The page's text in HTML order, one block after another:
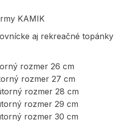
KAMIK
aj rekreačné topánky
rozmer 26 cm
rozmer 27 cm
rozmer 28 cm
rozmer 29 cm
rozmer 30 cm